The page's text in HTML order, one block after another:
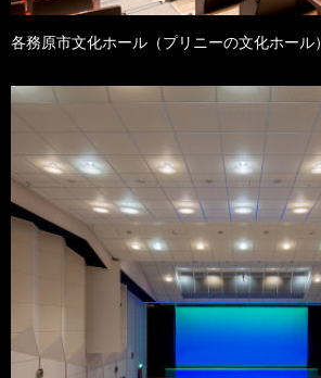
各務原市文化ホール（プリニーの文化ホール）